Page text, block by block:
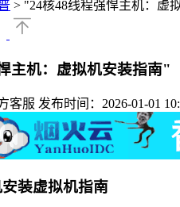
> "24核48线程强悍主机：虚
主机：虚拟机安装指南"
客服 发布时间：2026-01-01
装虚拟机指南